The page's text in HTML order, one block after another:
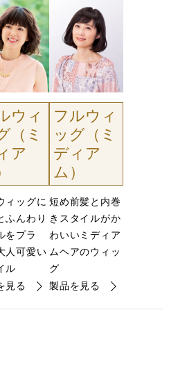
ウィ
（ミ
ア
ィッグに
ふんわり
をプラ
人可愛い
ル
見る
フルウィ
ッグ（ミ
ディア
ム）
短め前髪と内巻
きスタイルがか
わいいミディア
ムヘアのウィッ
グ
製品を見る